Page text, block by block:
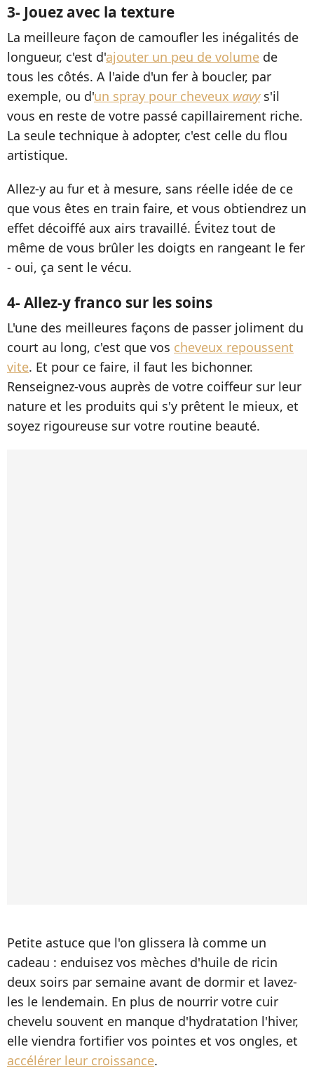
3- Jouez avec la texture
La meilleure façon de camoufler les inégalités de
longueur, c'est d'ajouter un peu de volume de
tous les côtés. A l'aide d'un fer à boucler, par
exemple, ou d'un spray pour cheveux wavys'il
vous en reste de votre passé capillairement riche.
La seule technique à adopter, c'est celle du flou
artistique.
Allez-y au fur et à mesure, sans réelle idée de ce
que vous êtes en train faire, et vous obtiendrez un
effet décoiffé aux airs travaillé. Évitez tout de
même de vous brûler les doigts en rangeant le fer
- oui, ça sent le vécu.
4- Allez-y franco sur les soins
L'une des meilleures façons de passer joliment du
court au long, c'est que vos cheveux repoussent
vite. Et pour ce faire, il faut les bichonner.
Renseignez-vous auprès de votre coiffeur sur leur
nature et les produits qui s'y prêtent le mieux, et
soyez rigoureuse sur votre routine beauté.
Petite astuce que l'on glissera là comme un
cadeau : enduisez vos mèches d'huile de ricin
deux soirs par semaine avant de dormir et lavez-
les le lendemain. En plus de nourrir votre cuir
chevelu souvent en manque d'hydratation l'hiver,
elle viendra fortifier vos pointes et vos ongles, et
accélérer leur croissance.